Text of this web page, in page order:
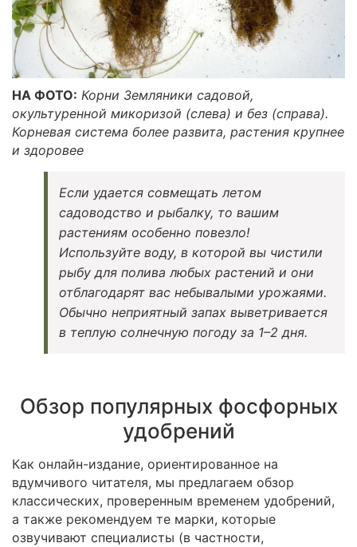
НА ФОТО: Корни Земляники садовой,
окультуренной микоризой (слева) и без (справа).
Корневая система более развита, растения крупнее
и здоровее
Если удается совмещать летом
садоводство и рыбалку, то вашим
растениям особенно повезло!
Используйте воду, в которой вы чистили
рыбу для полива любых растений и они
отблагодарят вас небывалыми урожаями.
Обычно неприятный запах выветривается
в теплую солнечную погоду за 1–2 дня.
Обзор популярных фосфорных
удобрений
Как онлайн-издание, ориентированное на
вдумчивого читателя, мы предлагаем обзор
классических, проверенным временем удобрений,
а также рекомендуем те марки, которые
озвучивают специалисты (в частности,